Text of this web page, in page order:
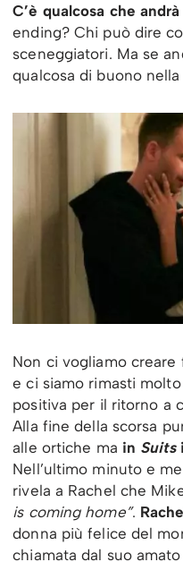
C’è qualcosa che
ending? Chi può dire
sceneggiatori. Ma se
qualcosa di buono
Non ci vogliamo creare
e ci siamo rimasti
positiva per il ritorno a
Alla fine della scorsa
alle ortiche ma in Suits
Nell’ultimo minuto e
rivela a Rachel che
is coming home”.
donna più felice del
chiamata dal suo